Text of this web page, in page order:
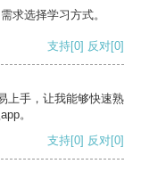
求选择学习方式。
支持[0] 反对[0]
上手，让我能够快速熟
。
支持[0] 反对[0]